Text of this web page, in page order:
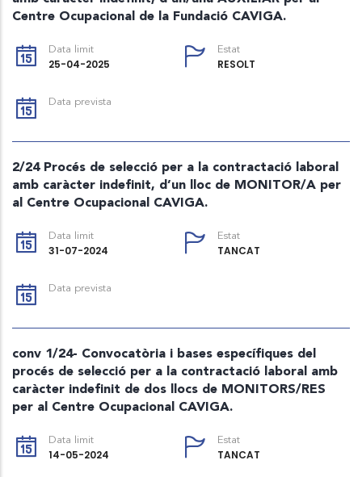
Centre Ocupacional de la Fundació CAVIGA.
Data limit
25-04-2025
Estat
RESOLT
Data prevista
2/24 Procés de selecció per a la contractació laboral
amb caràcter indefinit, d’un lloc de MONITOR/A per
al Centre Ocupacional CAVIGA.
Data limit
31-07-2024
Estat
TANCAT
Data prevista
conv 1/24- Convocatòria i bases específiques del
procés de selecció per a la contractació laboral amb
caràcter indefinit de dos llocs de MONITORS/RES
per al Centre Ocupacional CAVIGA.
Data limit
14-05-2024
Estat
TANCAT